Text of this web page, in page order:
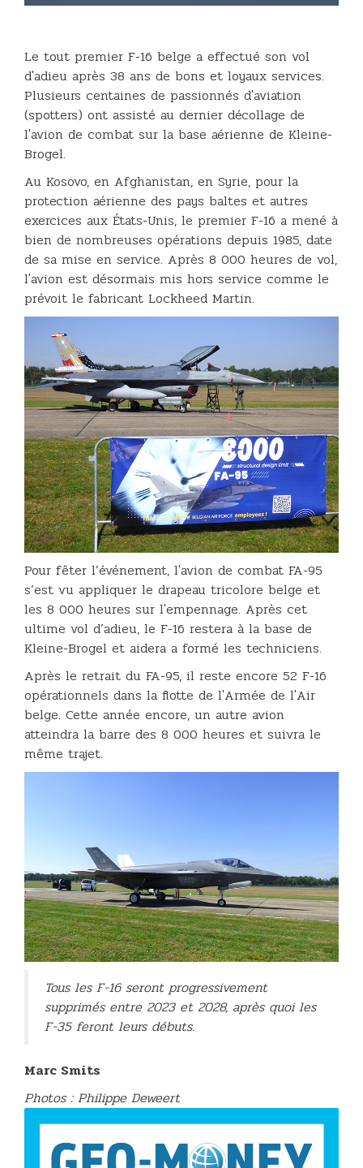
Le tout premier F-16 belge a effectué son vol
d'adieu après 38 ans de bons et loyaux services.
Plusieurs centaines de passionnés d'aviation
(spotters) ont assisté au dernier décollage de
l'avion de combat sur la base aérienne de Kleine-
Brogel.
Au Kosovo, en Afghanistan, en Syrie, pour la
protection aérienne des pays baltes et autres
exercices aux États-Unis, le premier F-16 a mené à
bien de nombreuses opérations depuis 1985, date
de sa mise en service. Après 8 000 heures de vol,
l'avion est désormais mis hors service comme le
prévoit le fabricant Lockheed Martin.
Pour fêter l’événement, l'avion de combat FA-95
s’est vu appliquer le drapeau tricolore belge et
les 8 000 heures sur l'empennage. Après cet
ultime vol d’adieu, le F-16 restera à la base de
Kleine-Brogel et aidera a formé les techniciens.
Après le retrait du FA-95, il reste encore 52 F-16
opérationnels dans la flotte de l'Armée de l'Air
belge. Cette année encore, un autre avion
atteindra la barre des 8 000 heures et suivra le
même trajet.
Tous les F-16 seront progressivement
supprimés entre 2023 et 2028, après quoi les
F-35 feront leurs débuts.
Marc Smits
Photos : Philippe Deweert